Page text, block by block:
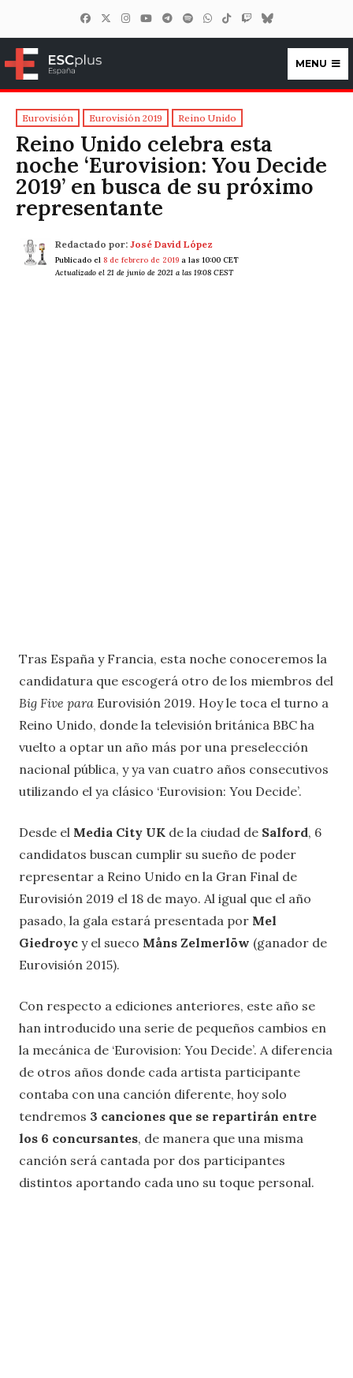
ESCplus España
MENU
Eurovisión Eurovisión 2019 Reino Unido
Reino Unido celebra esta
noche ‘Eurovision: You Decide
2019’ en busca de su próximo
representante
Redactado por: José David López
Publicado el 8 de febrero de 2019 a las 10:00 CET
Actualizado el 21 de junio de 2021 a las 19:08 CEST
Tras España y Francia, esta noche conoceremos la
candidatura que escogerá otro de los miembros del
Big Five para Eurovisión 2019. Hoy le toca el turno a
Reino Unido, donde la televisión británica BBC ha
vuelto a optar un año más por una preselección
nacional pública, y ya van cuatro años consecutivos
utilizando el ya clásico ‘Eurovision: You Decide’.
Desde el Media City UK de la ciudad de Salford, 6
candidatos buscan cumplir su sueño de poder
representar a Reino Unido en la Gran Final de
Eurovisión 2019 el 18 de mayo. Al igual que el año
pasado, la gala estará presentada por Mel
Giedroyc y el sueco Måns Zelmerlöw (ganador de
Eurovisión 2015).
Con respecto a ediciones anteriores, este año se
han introducido una serie de pequeños cambios en
la mecánica de ‘Eurovision: You Decide’. A diferencia
de otros años donde cada artista participante
contaba con una canción diferente, hoy solo
tendremos 3 canciones que se repartirán entre
los 6 concursantes, de manera que una misma
canción será cantada por dos participantes
distintos aportando cada uno su toque personal.